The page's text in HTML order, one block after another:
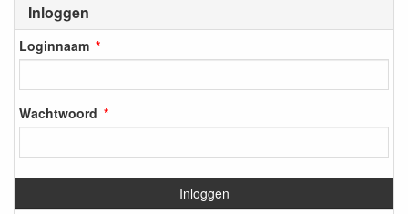
Inloggen
Loginnaam
Wachtwoord
Inloggen